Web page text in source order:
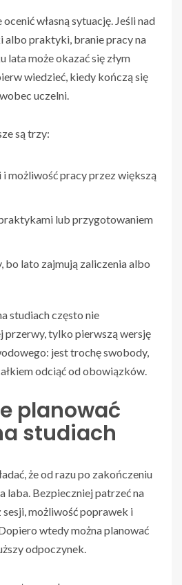
własną sytuację. Jeśli nad
albo praktyki, branie pracy na
lata może okazać się złym
wiedzieć, kiedy kończą się
uczelni.
są trzy:
i możliwość pracy przez większą
lub przygotowaniem
bo lato zajmują zaliczenia albo
studiach często nie
przerwy, tylko pierwszą wersję
jest trochę swobody,
odciąć od obowiązków.
planować
studiach
że od razu po zakończeniu
laba. Bezpieczniej patrzeć na
możliwość poprawek i
wtedy można planować
odpoczynek.